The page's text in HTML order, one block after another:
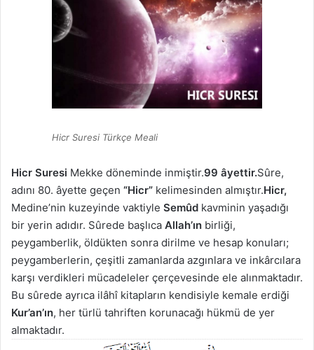
Hicr Suresi Türkçe Meali
Hicr Suresi Mekke döneminde inmiştir.99 âyettir.Sûre,
adını 80. âyette geçen “Hicr” kelimesinden almıştır.Hicr,
Medine’nin kuzeyinde vaktiyle Semûd kavminin yaşadığı
bir yerin adıdır. Sûrede başlıca Allah’ın birliği,
peygamberlik, öldükten sonra dirilme ve hesap konuları;
peygamberlerin, çeşitli zamanlarda azgınlara ve inkârcılara
karşı verdikleri mücadeleler çerçevesinde ele alınmaktadır.
Bu sûrede ayrıca ilâhî kitapların kendisiyle kemale erdiği
Kur’an’ın, her türlü tahriften korunacağı hükmü de yer
almaktadır.